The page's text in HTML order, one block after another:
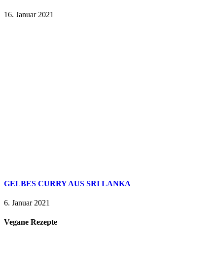
16. Januar 2021
GELBES CURRY AUS SRI LANKA
6. Januar 2021
Vegane Rezepte